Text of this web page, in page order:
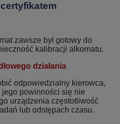
zawsze był gotowy do
kalibracji alkomatu.
działania
odpowiedzialny kierowca,
powinności się nie
urządzenia częstotliwość
lub odstępach czasu.